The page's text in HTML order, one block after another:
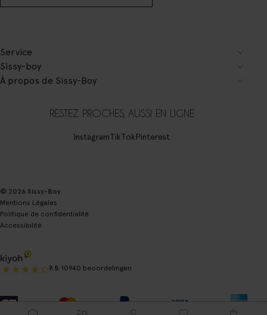
Service
Sissy-boy
À propos de Sissy-Boy
RESTEZ PROCHES, AUSSI EN LIGNE
InstagramTikTokPinterest
© 2026 Sissy-Boy
Mentions Légales
Politique de confidentialité
Accessibilité
9.5 10940 beoordelingen